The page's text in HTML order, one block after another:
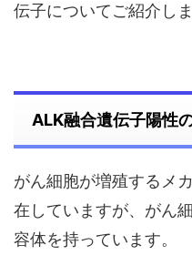
伝子についてご紹介しま
ALK融合遺伝子陽性
がん細胞が増殖するメ
在していますが、がん
容体を持っています。